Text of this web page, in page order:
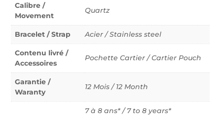
Calibre /
Movement
Quartz
Bracelet / Strap Acier / Stainless steel
Contenu livré /
Accessoires
Pochette Cartier / Cartier Pouch
Garantie /
Waranty
12 Mois / 12 Month
7 à 8 ans* / 7 to 8 years*